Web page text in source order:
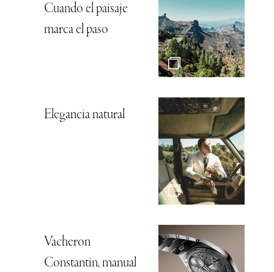
Cuando el paisaje
marca el paso
Elegancia natural
Vacheron
Constantin, manual